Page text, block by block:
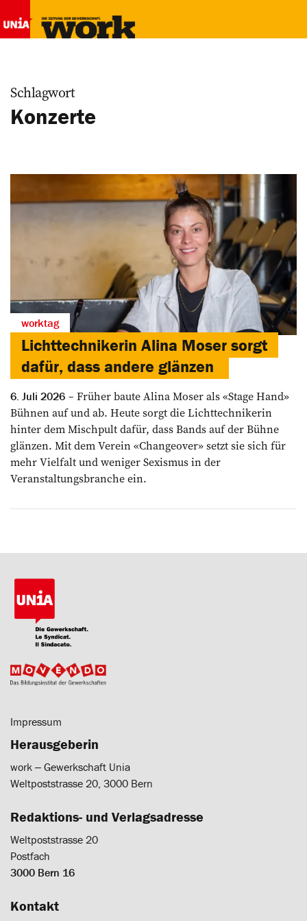
Schlagwort
Konzerte
worktag
Lichttechnikerin Alina Moser sorgt
dafür, dass andere glänzen
6. Juli 2026
Früher baute Alina Moser als «Stage Hand»
Bühnen auf und ab. Heute sorgt die Lichttechnikerin
hinter dem Mischpult dafür, dass Bands auf der Bühne
glänzen. Mit dem Verein «Changeover» setzt sie sich für
mehr Vielfalt und weniger Sexismus in der
Veranstaltungsbranche ein.
Impressum
Herausgeberin
work ‒ Gewerkschaft Unia
Weltpoststrasse 20, 3000 Bern
Redaktions- und Verlagsadresse
Weltpoststrasse 20
Postfach
3000 Bern 16
Kontakt